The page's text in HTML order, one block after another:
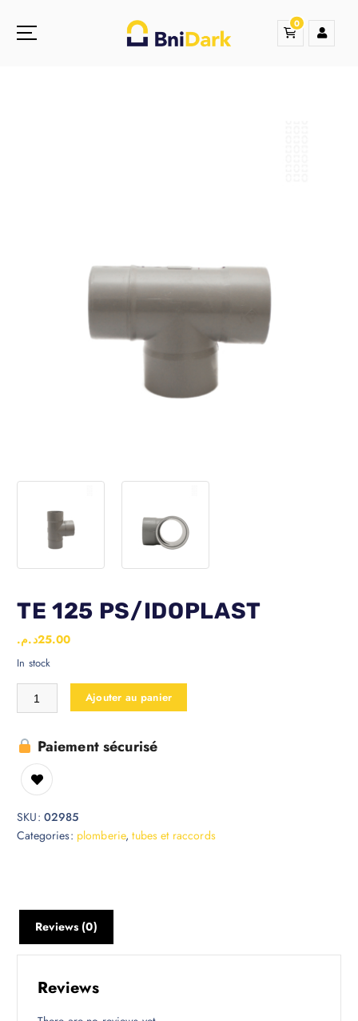
0
TE 125 PS/IDOPLAST
25.00د.م.
In stock
Ajouter au panier
Paiement sécurisé
SKU: 02985
Categories: plomberie,tubes et raccords
Reviews (0)
Reviews